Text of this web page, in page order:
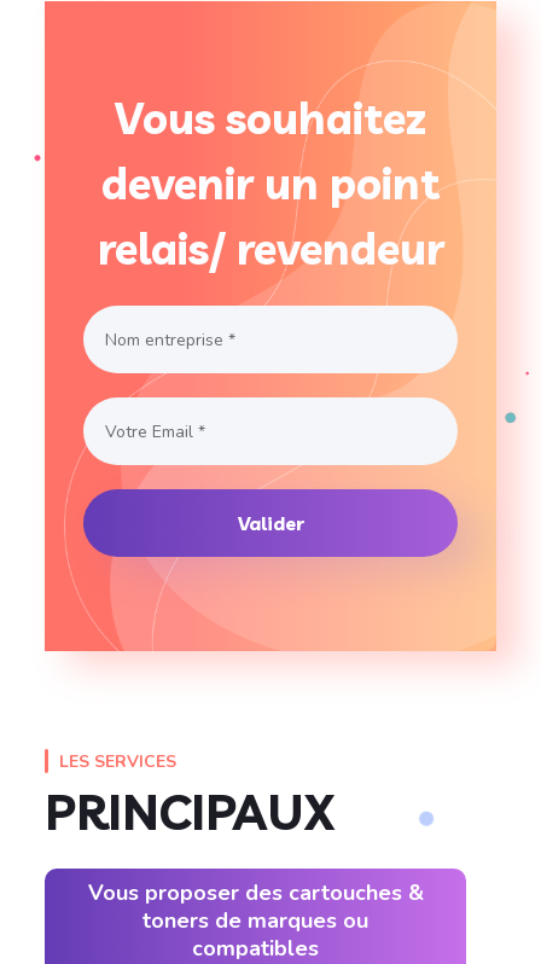
Vous souhaitez
devenir un point
relais/ revendeur
LES SERVICES
PRINCIPAUX
Vous proposer des cartouches &
toners de marques ou
compatibles